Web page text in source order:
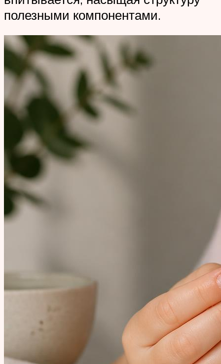
полезными компонентами.